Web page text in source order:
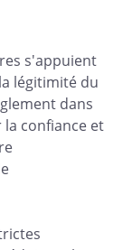
s'appuient
légitimité du
dans
confiance et